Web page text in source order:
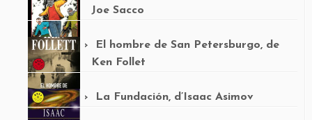
Joe Sacco
El hombre de San Petersburgo, de
Ken Follet
La Fundación, d’Isaac Asimov